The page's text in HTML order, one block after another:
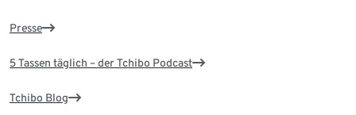
Presse
5 Tassen täglich – der Tchibo Podcast
Tchibo Blog